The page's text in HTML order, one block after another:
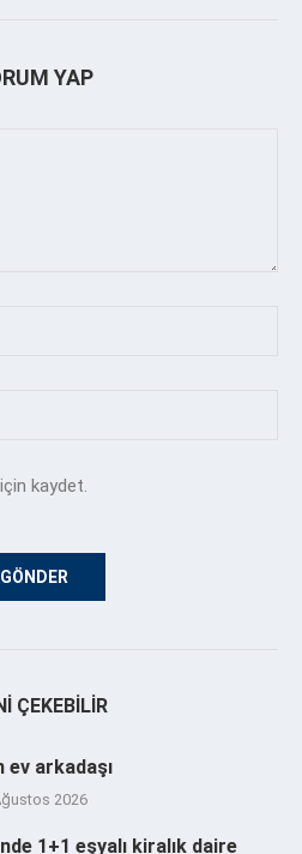
YAP
kaydet.
ÇEKEBILIR
ev arkadaşı
2026
1+1 eşyalı kiralık daire